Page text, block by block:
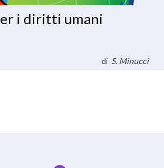
i diritti umani
di S. Minucci